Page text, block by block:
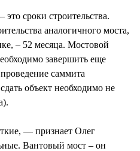
это сроки строительства.
аналогичного моста,
– 52 месяца. Мостовой
завершить еще
саммита
объект необходимо не
— признает Олег
Вантовый мост – он